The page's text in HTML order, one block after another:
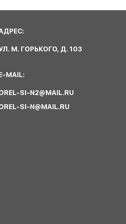
М. ГОРЬКОГО, Д. 103
MAIL:
SI-N2@MAIL.RU
SI-N@MAIL.RU